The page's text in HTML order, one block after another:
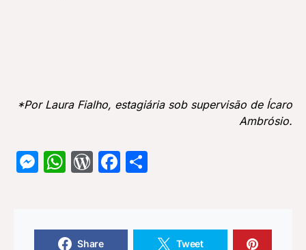
*Por Laura Fialho, estagiária sob supervisão de Ícaro
Ambrósio.
Messenger
WhatsApp
WordPress
Facebook
Share Tweet